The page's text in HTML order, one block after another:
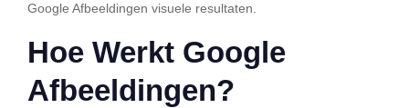
Google Afbeeldingen visuele resultaten.
Hoe Werkt Google
Afbeeldingen?